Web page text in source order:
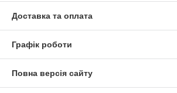
Доставка та оплата
Графік роботи
Повна версія сайту